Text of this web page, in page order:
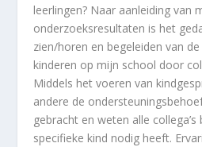
leerlingen? Naar aanleiding van
onderzoeksresultaten is het
zien/horen en begeleiden van
kinderen op mijn school door
Middels het voeren van
andere de
gebracht en weten alle
specifieke kind nodig heeft.